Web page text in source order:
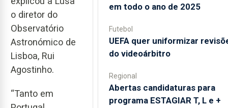
o diretor do
Observatório
Astronómico de
Lisboa, Rui
Agostinho.
“Tanto em
em todo o ano de 2025
Futebol
UEFA quer uniformizar
do videoárbitro
Regional
Abertas candidaturas para
programa ESTAGIAR T, L e +